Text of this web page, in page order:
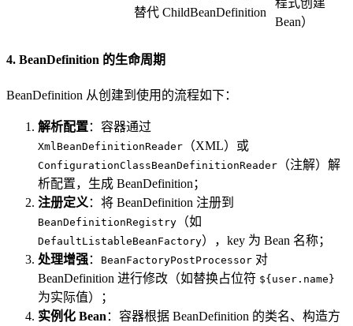
替代 ChildBeanDefinition
Bean）
4. BeanDefinition 的生命周期
BeanDefinition 从创建到使用的流程如下：
解析配置：容器通过
XmlBeanDefinitionReader （XML）或
ConfigurationClassBeanDefinitionReader （注解）解
析配置，生成 BeanDefinition；
注册定义 ：将 BeanDefinition 注册到
BeanDefinitionRegistry （如
DefaultListableBeanFactory），key 为 Bean 名称；
处理增强： BeanFactoryPostProcessor 对
BeanDefinition 进行修改（如替换占位符 ${user.name}
为实际值）；
实例化 Bean ：容器根据 BeanDefinition 的类名、构造方